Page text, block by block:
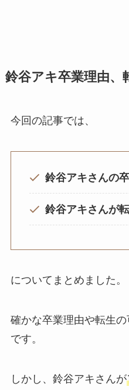
鈴谷アキ卒業理由、
今回の記事では、
鈴谷アキさんの
鈴谷アキさんが
についてまとめました。
確かな卒業理由や転生
です。
しかし、鈴谷アキさんが